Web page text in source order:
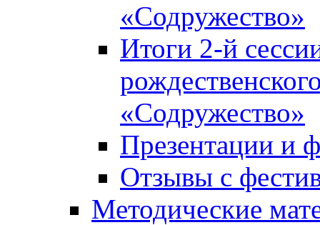
«Содружество»
Итоги 2-й
«Содружество»
Презентации и
Отзывы с
Методические